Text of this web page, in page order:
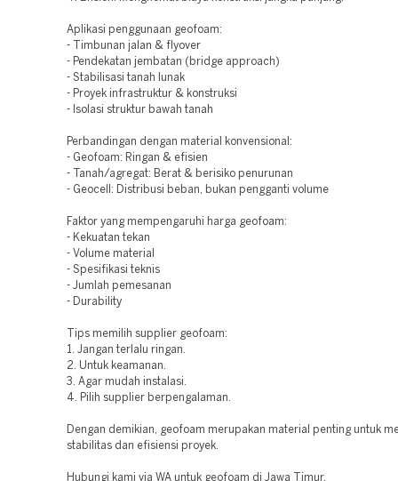
Aplikasi penggunaan geofoam:
- Timbunan jalan & flyover
- Pendekatan jembatan (bridge approach)
- Stabilisasi tanah lunak
- Proyek infrastruktur & konstruksi
- Isolasi struktur bawah tanah
Perbandingan dengan material konvensional:
- Geofoam: Ringan & efisien
- Tanah/agregat: Berat & berisiko penurunan
- Geocell: Distribusi beban, bukan pengganti volume
Faktor yang mempengaruhi harga geofoam:
- Kekuatan tekan
- Volume material
- Spesifikasi teknis
- Jumlah pemesanan
- Durability
Tips memilih supplier geofoam:
1. Jangan terlalu ringan.
2. Untuk keamanan.
3. Agar mudah instalasi.
4. Pilih supplier berpengalaman.
Dengan demikian, geofoam merupakan material penting untuk
stabilitas dan efisiensi proyek.
Hubungi kami via WA untuk geofoam di Jawa Timur.